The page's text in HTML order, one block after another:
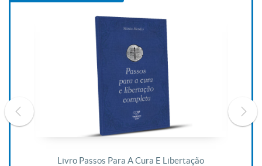
Livro Passos Para A Cura E Libertação